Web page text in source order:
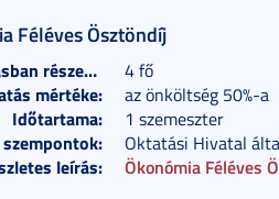
Féléves Ösztöndíj
Támogatásban részesülők száma: 4 fő
mértéke: az önköltség 50%-a
Időtartama: 1 szemeszter
Oktatási Hivatal
leírás: Ökonómia Féléves